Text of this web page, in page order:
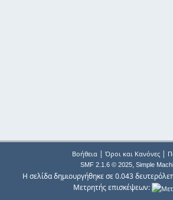
Βοήθεια| Όροι και Κανόνες|
SMF 2.1.6 © 2025, Simple
Η σελίδα δημιουργήθηκε σε 0.043
Μετρητής επισκέψεων: